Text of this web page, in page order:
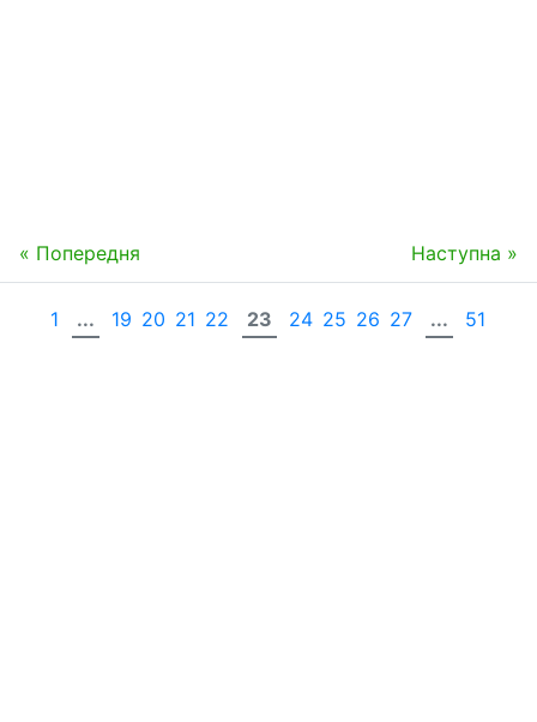
« Попередня Наступна »
1 ... 19 20 21 22 23 24 25 26 27 ... 51